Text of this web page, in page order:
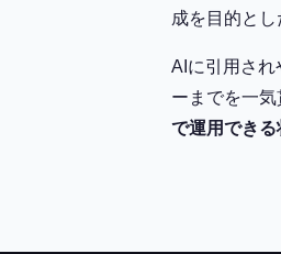
成を目的とし
AIに引用され
ーまでを一気
で運用できる